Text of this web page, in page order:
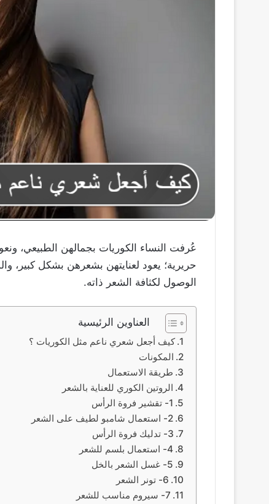
عُرفت النساء الكوريات بجمالهن الطبيعي،
حريرية؛ يعود لعنايتهن بشعرهن بشكل كبير،
الوصول لكثافة الشعر ذاته.
العناوين الرئيسية
كيف أجعل شعري ناعم مثل الكوريات ؟
المكونات
طريقة الاستعمال
الروتين الكوري للعناية بالشعر
1- تقشير فروة الرأس
2- استعمال شامبو لطيف على الشعر
3- تدليك فروة الرأس
4- استعمال بلسم للشعر
5- غسل الشعر بالخل
6- تونر الشعر
7- سيروم مناسب للشعر